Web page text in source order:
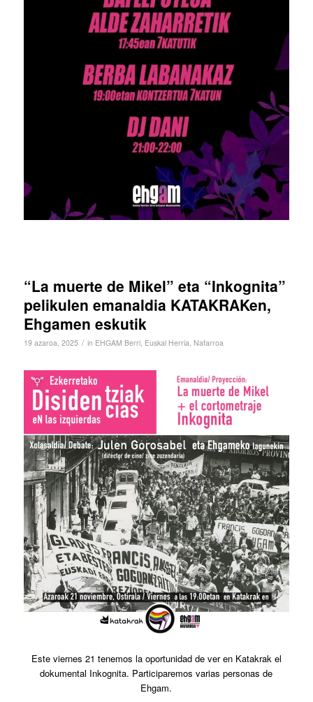
“La muerte de Mikel” eta “Inkognita”
pelikulen emanaldia KATAKRAKen,
Ehgamen eskutik
19 azaroa, 2025 / in EHGAM Berri, Euskal Herria Nafarroa
Este viernes 21 tenemos la oportunidad de ver en Katakrak el
dokumental Inkognita. Participaremos varias personas de
Ehgam.